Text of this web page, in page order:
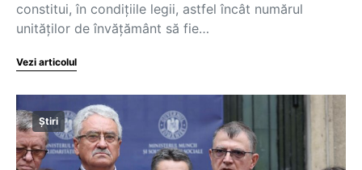
constitui, în condițiile legii, astfel încât numărul
unităților de învățământ să fie…
Vezi articolul
Știri